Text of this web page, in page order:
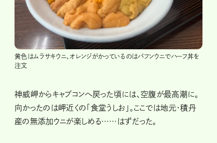
黄色はムラサキウニ、オレンジがかっているのはバフンウニでハーフ丼を
注文
神威岬からキャブコンへ戻った頃には、空腹が最高潮に。
向かったのは岬近くの「食堂うしお」。ここでは地元・積丹
産の無添加ウニが楽しめる……はずだった。